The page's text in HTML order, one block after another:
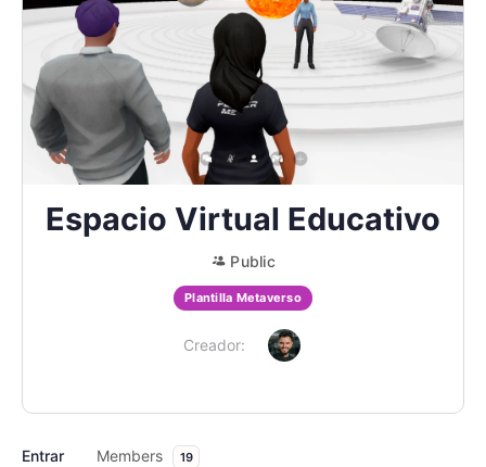
Espacio Virtual Educativo
Public
Plantilla Metaverso
Creador:
Entrar Members 19